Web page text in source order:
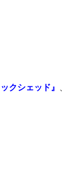
ックシェッド』 、